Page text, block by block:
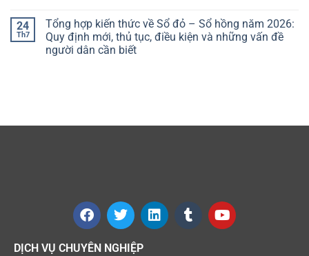
24
Th7
Tổng hợp kiến thức về Sổ đỏ – Sổ hồng năm 2026:
Quy định mới, thủ tục, điều kiện và những vấn đề
người dân cần biết
DỊCH VỤ CHUYÊN NGHIỆP